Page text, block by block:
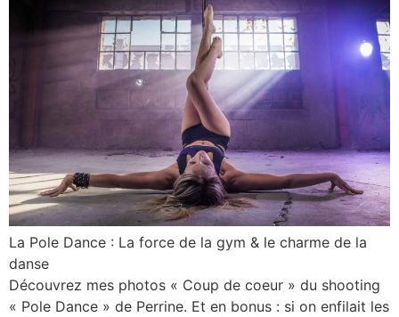
La Pole Dance : La force de la gym & le charme de la
danse
Découvrez mes photos « Coup de coeur » du shooting
« Pole Dance » de Perrine. Et en bonus : si on enfilait les